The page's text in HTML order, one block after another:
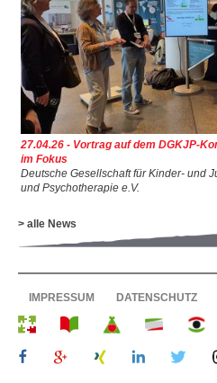
27.04.26 - Vortrag auf dem DGKJP-
im Fokus
Deutsche Gesellschaft für Kinder- und
und Psychotherapie e.V.
> alle News
IMPRESSUM DATENSCHUTZ